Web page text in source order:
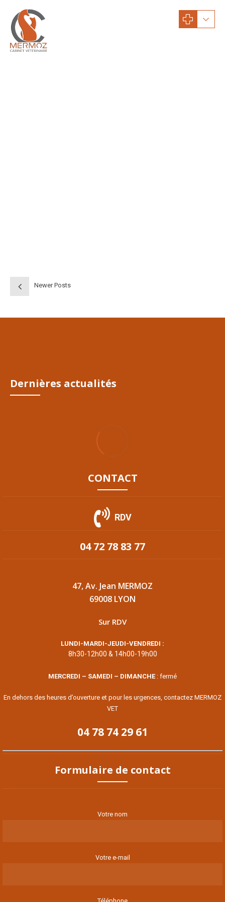
02/Déc/2020
Newer Posts
Dernières actualités
CONTACT
RDV
04 72 78 83 77
47, Av. Jean MERMOZ
69008 LYON
Sur RDV
LUNDI-MARDI-JEUDI-VENDREDI :
8h30-12h00 & 14h00-19h00
MERCREDI – SAMEDI – DIMANCHE : fermé
En dehors des heures d’ouverture et pour les urgences, contactez MERMOZ
VET
04 78 74 29 61
Formulaire de contact
Votre nom
Votre e-mail